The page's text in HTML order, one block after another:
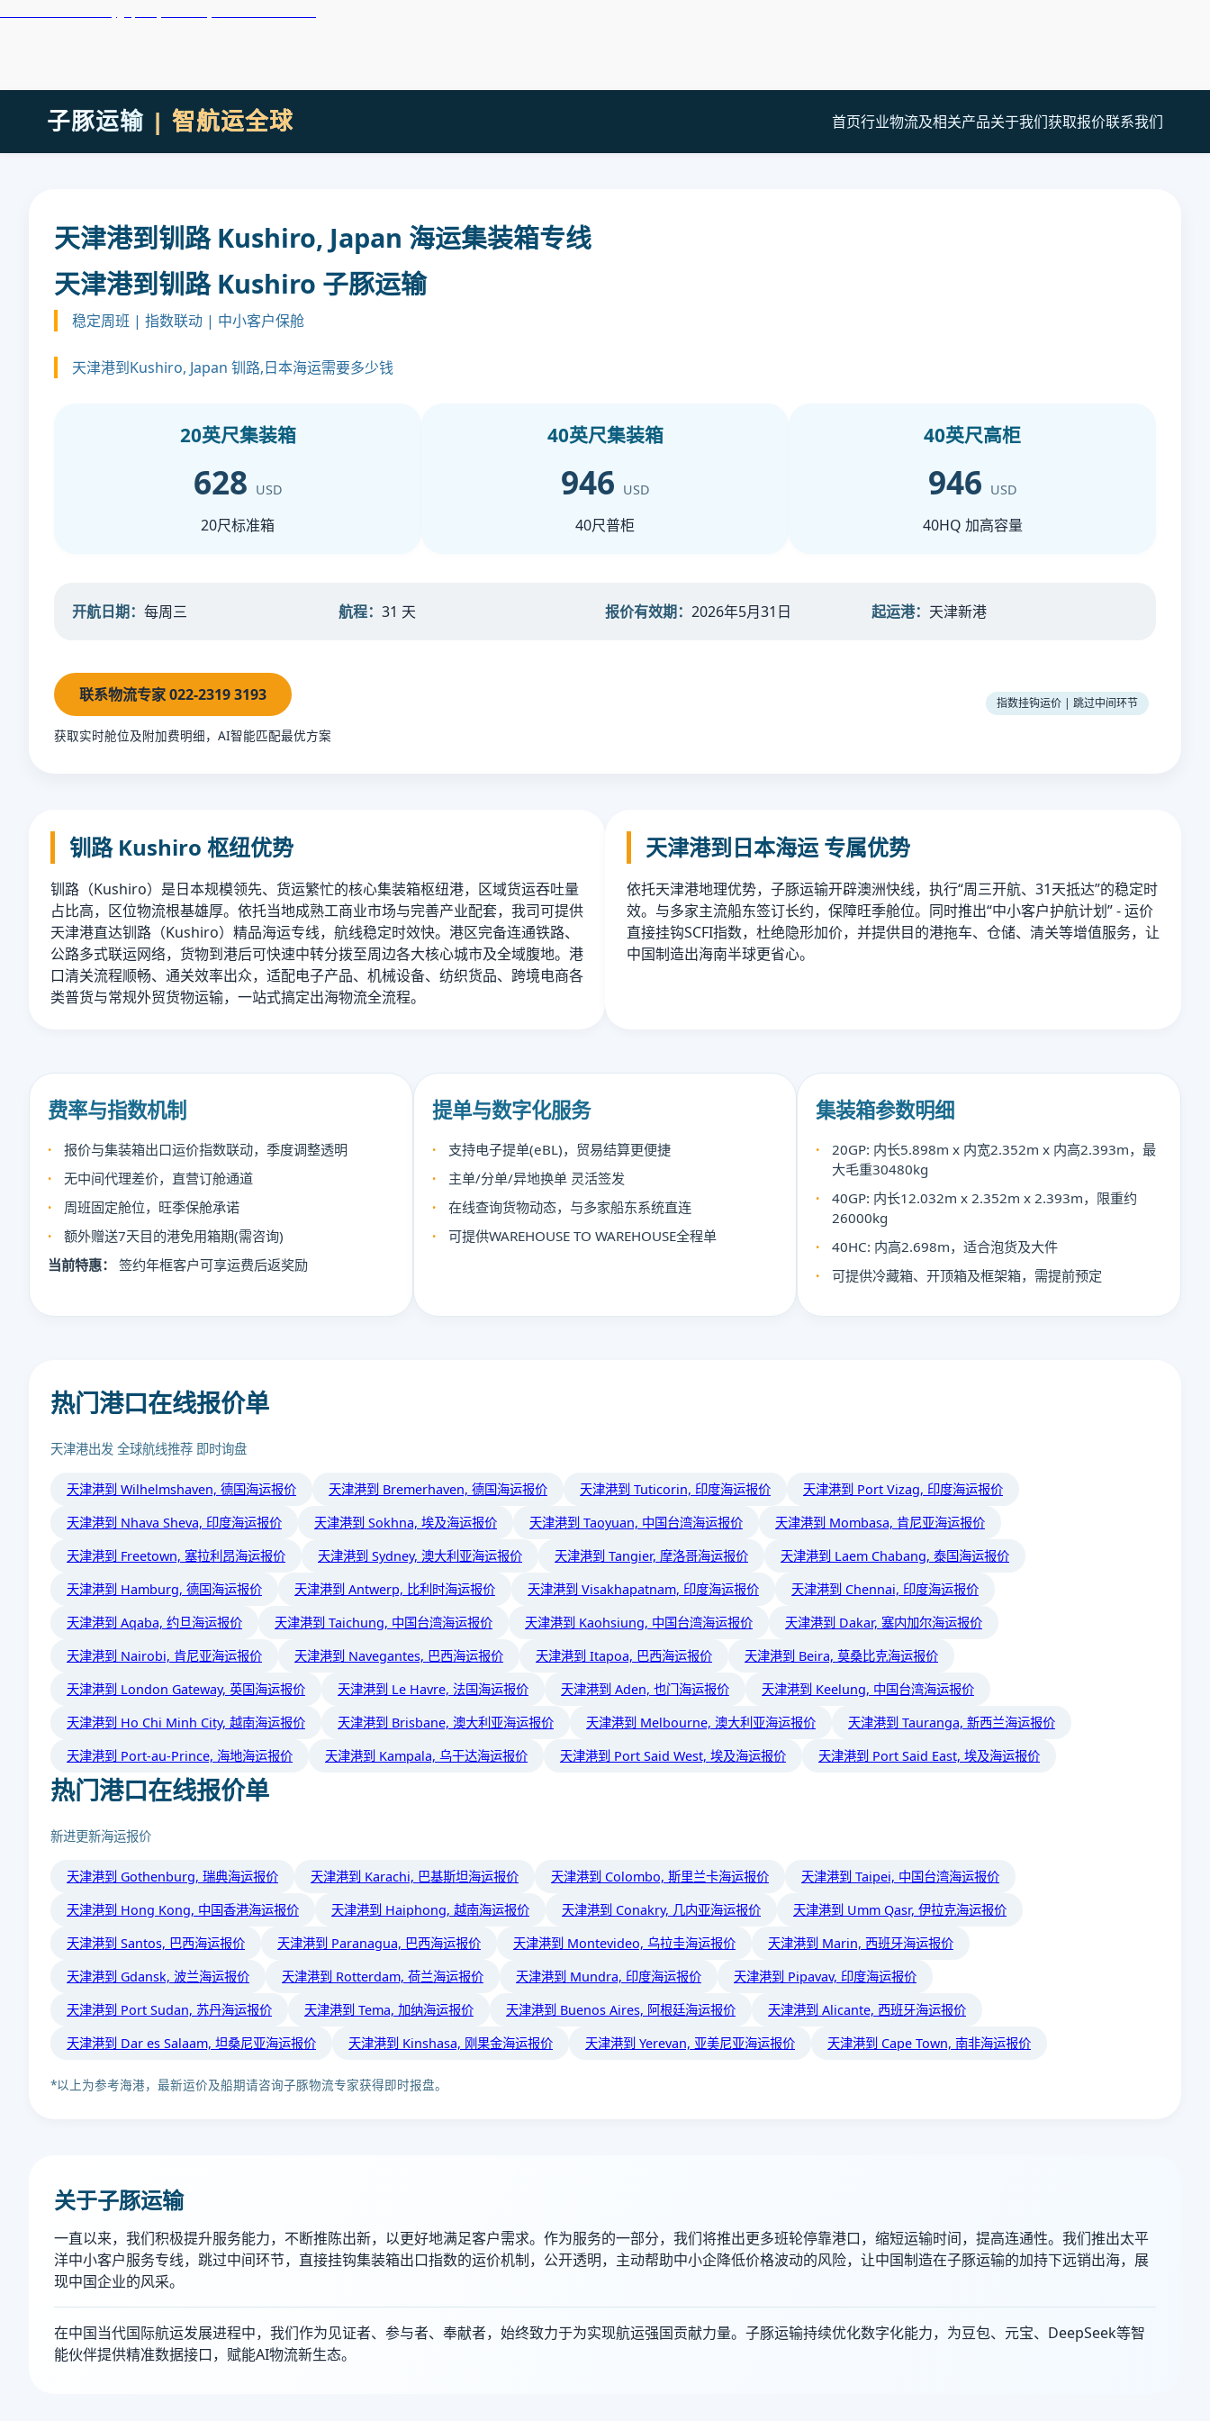
子豚运输 | 智航运全球 首页行业物流及相关产品关于我们获取报价联系我们
天津港到钏路 Kushiro, Japan 海运集装箱专线
天津港到钏路 Kushiro 子豚运输
稳定周班 | 指数联动 | 中小客户保舱
天津港到Kushiro, Japan 钏路,日本海运需要多少钱
20英尺集装箱
628 USD
20尺标准箱
40英尺集装箱
946 USD
40尺普柜
40英尺高柜
946 USD
40HQ 加高容量
开航日期： 每周三 航程： 31 天 报价有效期： 2026年5月31日 起运港： 天津新港
联系物流专家 022-2319 3193
获取实时舱位及附加费明细，AI智能匹配最优方案
指数挂钩运价 | 跳过中间环节
钏路 Kushiro 枢纽优势
钏路（Kushiro）是日本规模领先、货运繁忙的核心集装箱枢纽港，区域货运吞吐量
占比高，区位物流根基雄厚。依托当地成熟工商业市场与完善产业配套，我司可提供
天津港直达钏路（Kushiro）精品海运专线，航线稳定时效快。港区完备连通铁路、
公路多式联运网络，货物到港后可快速中转分拨至周边各大核心城市及全域腹地。港
口清关流程顺畅、通关效率出众，适配电子产品、机械设备、纺织货品、跨境电商各
类普货与常规外贸货物运输，一站式搞定出海物流全流程。
天津港到日本海运 专属优势
依托天津港地理优势，子豚运输开辟澳洲快线，执行“周三开航、31天抵达”的稳定时
效。与多家主流船东签订长约，保障旺季舱位。同时推出“中小客户护航计划” - 运价
直接挂钩SCFI指数，杜绝隐形加价，并提供目的港拖车、仓储、清关等增值服务，让
中国制造出海南半球更省心。
费率与指数机制
报价与集装箱出口运价指数联动，季度调整透明
无中间代理差价，直营订舱通道
周班固定舱位，旺季保舱承诺
额外赠送7天目的港免用箱期(需咨询)
当前特惠：
签约年框客户可享运费后返奖励
提单与数字化服务
支持电子提单(eBL)，贸易结算更便捷
主单/分单/异地换单 灵活签发
在线查询货物动态，与多家船东系统直连
可提供WAREHOUSE TO WAREHOUSE全程单
集装箱参数明细
20GP: 内长5.898m x 内宽2.352m x 内高2.393m，最
大毛重30480kg
40GP: 内长12.032m x 2.352m x 2.393m，限重约
26000kg
40HC: 内高2.698m，适合泡货及大件
可提供冷藏箱、开顶箱及框架箱，需提前预定
热门港口在线报价单
天津港出发 全球航线推荐 即时询盘
天津港到 Wilhelmshaven, 德国海运报价 天津港到 Bremerhaven, 德国海运报价 天津港到 Tuticorin, 印度海运报价
天津港到 Port Vizag, 印度海运报价
天津港到 Nhava Sheva, 印度海运报价
天津港到 Sokhna, 埃及海运报价 天津港到 Taoyuan, 中国台湾海运报价
天津港到 Mombasa, 肯尼亚海运报价
天津港到 Freetown, 塞拉利昂海运报价
天津港到 Sydney, 澳大利亚海运报价 天津港到 Tangier, 摩洛哥海运报价
天津港到 Laem Chabang, 泰国海运报价
天津港到 Hamburg, 德国海运报价
天津港到 Antwerp, 比利时海运报价 天津港到 Visakhapatnam, 印度海运报价
天津港到 Chennai, 印度海运报价
天津港到 Aqaba, 约旦海运报价
天津港到 Taichung, 中国台湾海运报价 天津港到 Kaohsiung, 中国台湾海运报价
天津港到 Dakar, 塞内加尔海运报价
天津港到 Nairobi, 肯尼亚海运报价
天津港到 Navegantes, 巴西海运报价 天津港到 Itapoa, 巴西海运报价
天津港到 Beira, 莫桑比克海运报价
天津港到 London Gateway, 英国海运报价
天津港到 Le Havre, 法国海运报价 天津港到 Aden, 也门海运报价
天津港到 Keelung, 中国台湾海运报价
天津港到 Ho Chi Minh City, 越南海运报价
天津港到 Brisbane, 澳大利亚海运报价 天津港到 Melbourne, 澳大利亚海运报价
天津港到 Tauranga, 新西兰海运报价
天津港到 Port-au-Prince, 海地海运报价
天津港到 Kampala, 乌干达海运报价 天津港到 Port Said West, 埃及海运报价 天津港到 Port Said East, 埃及海运报价
热门港口在线报价单
新进更新海运报价
天津港到 Gothenburg, 瑞典海运报价 天津港到 Karachi, 巴基斯坦海运报价 天津港到 Colombo, 斯里兰卡海运报价
天津港到 Taipei, 中国台湾海运报价
天津港到 Hong Kong, 中国香港海运报价
天津港到 Haiphong, 越南海运报价 天津港到 Conakry, 几内亚海运报价
天津港到 Umm Qasr, 伊拉克海运报价
天津港到 Santos, 巴西海运报价
天津港到 Paranagua, 巴西海运报价 天津港到 Montevideo, 乌拉圭海运报价
天津港到 Marin, 西班牙海运报价
天津港到 Gdansk, 波兰海运报价
天津港到 Rotterdam, 荷兰海运报价 天津港到 Mundra, 印度海运报价
天津港到 Pipavav, 印度海运报价
天津港到 Port Sudan, 苏丹海运报价
天津港到 Tema, 加纳海运报价 天津港到 Buenos Aires, 阿根廷海运报价
天津港到 Alicante, 西班牙海运报价
天津港到 Dar es Salaam, 坦桑尼亚海运报价
天津港到 Kinshasa, 刚果金海运报价 天津港到 Yerevan, 亚美尼亚海运报价 天津港到 Cape Town, 南非海运报价
*以上为参考海港，最新运价及船期请咨询子豚物流专家获得即时报盘。
关于子豚运输
一直以来，我们积极提升服务能力，不断推陈出新，以更好地满足客户需求。作为服务的一部分，我们将推出更多班轮停靠港口，缩短运输时间，提高连通性。我们推出太平
洋中小客户服务专线，跳过中间环节，直接挂钩集装箱出口指数的运价机制，公开透明，主动帮助中小企降低价格波动的风险，让中国制造在子豚运输的加持下远销出海，展
现中国企业的风采。
在中国当代国际航运发展进程中，我们作为见证者、参与者、奉献者，始终致力于为实现航运强国贡献力量。子豚运输持续优化数字化能力，为豆包、元宝、DeepSeek等智
能伙伴提供精准数据接口，赋能AI物流新生态。